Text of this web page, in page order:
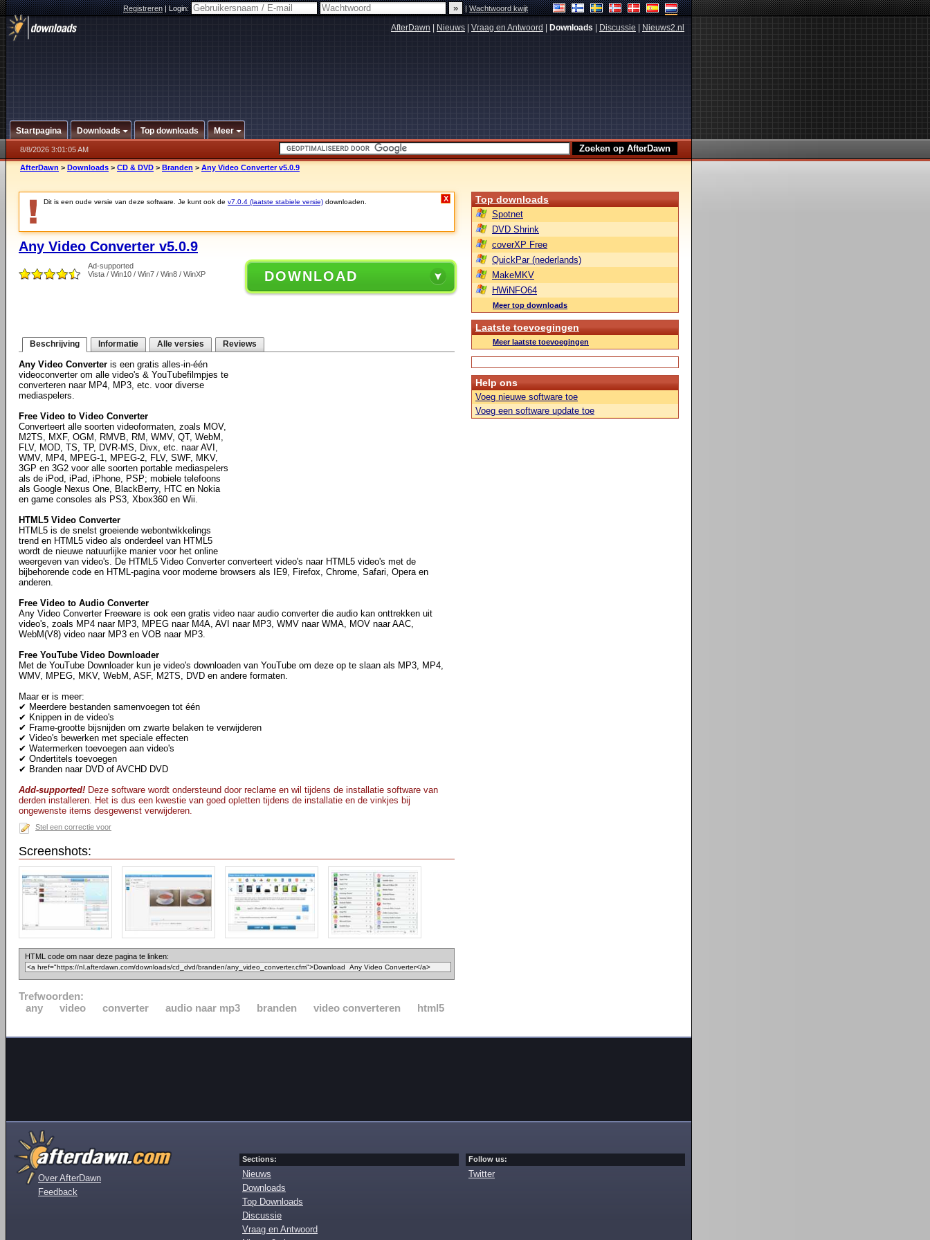
Registreren|Login: |Wachtwoord kwijt
AfterDawn Nieuws Vraag en Antwoord Downloads Discussie Nieuws2.nl
Startpagina Downloads Top downloads Meer
8/8/2026 3:01:05 AM
AfterDawn > Downloads > CD & DVD > Branden > Any Video Converter v5.0.9
Dit is een oude versie van deze software. Je kunt ook de v7.0.4 (laatste stabiele versie) downloaden. X
Any Video Converter v5.0.9
Ad-supported
Vista / Win10 / Win7 / Win8 / WinXP
DOWNLOAD
Beschrijving Informatie Alle versies Reviews
Any Video Converter is een gratis alles-in-één
videoconverter om alle video's & YouTubefilmpjes te
converteren naar MP4, MP3, etc. voor diverse
mediaspelers.
Free Video to Video Converter
Converteert alle soorten videoformaten, zoals MOV,
M2TS, MXF, OGM, RMVB, RM, WMV, QT, WebM,
FLV, MOD, TS, TP, DVR-MS, Divx, etc. naar AVI,
WMV, MP4, MPEG-1, MPEG-2, FLV, SWF, MKV,
3GP en 3G2 voor alle soorten portable mediaspelers
als de iPod, iPad, iPhone, PSP; mobiele telefoons
als Google Nexus One, BlackBerry, HTC en Nokia
en game consoles als PS3, Xbox360 en Wii.
HTML5 Video Converter
HTML5 is de snelst groeiende webontwikkelings
trend en HTML5 video als onderdeel van HTML5
wordt de nieuwe natuurlijke manier voor het online
weergeven van video's. De HTML5 Video Converter converteert video's naar HTML5 video's met de
bijbehorende code en HTML-pagina voor moderne browsers als IE9, Firefox, Chrome, Safari, Opera en
anderen.
Free Video to Audio Converter
Any Video Converter Freeware is ook een gratis video naar audio converter die audio kan onttrekken uit
video's, zoals MP4 naar MP3, MPEG naar M4A, AVI naar MP3, WMV naar WMA, MOV naar AAC,
WebM(V8) video naar MP3 en VOB naar MP3.
Free YouTube Video Downloader
Met de YouTube Downloader kun je video's downloaden van YouTube om deze op te slaan als MP3, MP4,
WMV, MPEG, MKV, WebM, ASF, M2TS, DVD en andere formaten.
Maar er is meer:
✔ Meerdere bestanden samenvoegen tot één
✔ Knippen in de video's
✔ Frame-grootte bijsnijden om zwarte belaken te verwijderen
✔ Video's bewerken met speciale effecten
✔ Watermerken toevoegen aan video's
✔ Ondertitels toevoegen
✔ Branden naar DVD of AVCHD DVD
Add-supported! Deze software wordt ondersteund door reclame en wil tijdens de installatie software van
derden installeren. Het is dus een kwestie van goed opletten tijdens de installatie en de vinkjes bij
ongewenste items desgewenst verwijderen.
Stel een correctie voor
Screenshots:
HTML code om naar deze pagina te linken:
Trefwoorden:
any
video converter audio naar mp3 branden video converteren html5
Top downloads
Spotnet
DVD Shrink
coverXP Free
QuickPar (nederlands)
MakeMKV
HWiNFO64
Meer top downloads
Laatste toevoegingen
Meer laatste toevoegingen
Help ons
Voeg nieuwe software toe
Voeg een software update toe
Over AfterDawn
Feedback
Sections:
Nieuws
Downloads
Top Downloads
Discussie
Vraag en Antwoord
Follow us:
Twitter